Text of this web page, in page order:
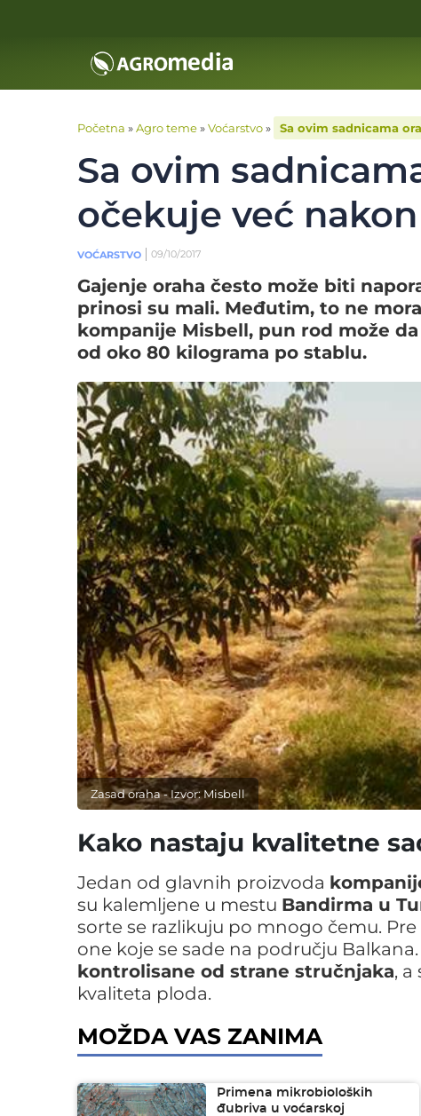
Početna »Agro teme»Voćarstvo» Sa ovim sadnicama
Sa ovim
očekuje već
VOĆARSTVO 09/10/2017
Gajenje oraha često može biti
prinosi su mali. Međutim, to ne
kompanije Misbell, pun rod može
od oko 80 kilograma po stablu.
Zasad oraha - Izvor: Misbell
Kako nastaju kvalitetne
Jedan od glavnih proizvoda
su kalemljene u mestu Bandirma u
sorte se razlikuju po mnogo čemu. Pre
one koje se sade na području
kontrolisane od strane stručnjaka,
kvaliteta ploda.
MOŽDA VAS ZANIMA
Primena mikrobioloških
đubriva u voćarskoj